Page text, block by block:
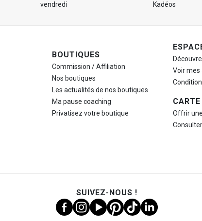
vendredi
Kadéos
BOUTIQUES
Commission / Affiliation
Nos boutiques
Les actualités de nos boutiques
Ma pause coaching
Privatisez votre boutique
Voir mes
Offrir
SUIVEZ-NOUS !